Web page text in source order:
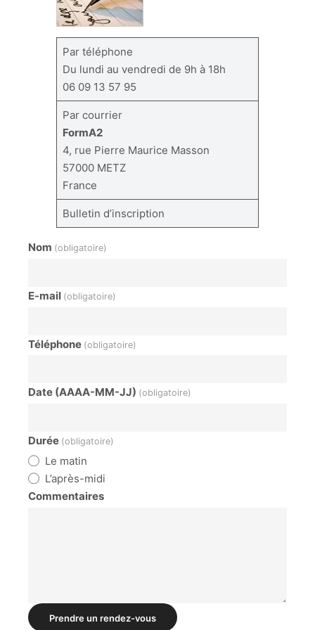
Par téléphone
Du lundi au vendredi de 9h à 18h
06 09 13 57 95
Par courrier
FormA2
4, rue Pierre Maurice Masson
57000 METZ
France
Bulletin d’inscription
Nom (obligatoire)
E-mail (obligatoire)
Téléphone (obligatoire)
Date (AAAA-MM-JJ) (obligatoire)
Durée (obligatoire)
Le matin
L’après-midi
Commentaires
Prendre un rendez-vous